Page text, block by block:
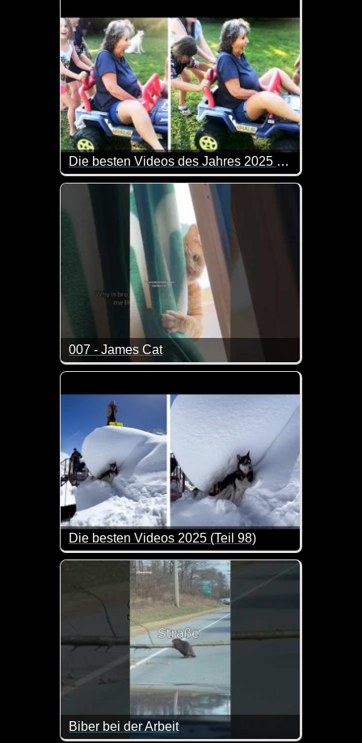
Die besten Videos des Jahres 2025 Teil 4
Einige der besten Videos des Jahres haben wir
007 - James Cat
Big Boss is watching you :-) Diese Katzen sind
Die besten Videos 2025 (Teil 98)
Eine tolle Zusammenstellung von lustigen
Biber bei der Arbeit